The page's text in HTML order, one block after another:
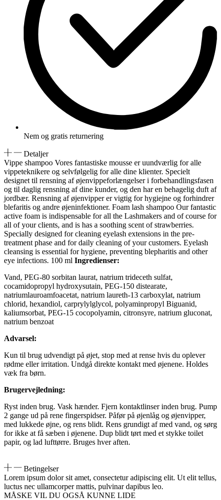
Nem og gratis returnering
Detaljer
Vippe shampoo Vores fantastiske mousse er uundværlig for alle
vippeteknikere og selvfølgelig for alle dine klienter. Specielt
designet til rensning af øjenvippeforlængelser i forbehandlingsfasen
og til daglig rensning af dine kunder, og den har en behagelig duft af
jordbær. Rensning af øjenvipper er vigtig for hygiejne og forhindrer
blefaritis og andre øjeninfektioner. Foam lash shampoo Our fantastic
active foam is indispensable for all the Lashmakers and of course for
all of your clients, and is has a soothing scent of strawberries.
Specially designed for cleaning eyelash extensions in the pre-
treatment phase and for daily cleaning of your customers. Eyelash
cleansing is essential for hygiene, preventing blepharitis and other
eye infections. 100 ml Ingredienser:
Vand, PEG-80 sorbitan laurat, natrium trideceth sulfat,
cocamidopropyl hydroxysutain, PEG-150 distearate,
natriumlauroamfoacetat, natrium laureth-13 carboxylat, natrium
chlorid, hexandiol, carprylylglycol, polyaminpropyl Biguanid,
kaliumsorbat, PEG-15 cocopolyamin, citronsyre, natrium gluconat,
natrium benzoat
Advarsel:
Kun til brug udvendigt på øjet, stop med at rense hvis du oplever
rødme eller irritation. Undgå direkte kontakt med øjenene. Holdes
væk fra børn.
Brugervejledning:
Ryst inden brug. Vask hænder. Fjern kontaktlinser inden brug. Pump
2 gange ud på rene fingerspidser. Påfør på øjenlåg og øjenvipper,
med lukkede øjne, og rens blidt. Rens grundigt af med vand, og sørg
for ikke at få sæben i øjenene. Dup blidt tørt med et stykke toilet
papir, og lad lufttørre. Bruges hver aften.
Betingelser
Lorem ipsum dolor sit amet, consectetur adipiscing elit. Ut elit tellus,
luctus nec ullamcorper mattis, pulvinar dapibus leo.
MÅSKE VIL DU OGSÅ KUNNE LIDE